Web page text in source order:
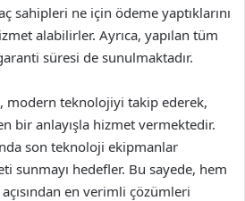
sahipleri ne için ödeme yaptıklarını
alabilirler. Ayrıca, yapılan tüm
süresi de sunulmaktadır.
modern teknolojiyi takip ederek,
bir anlayışla hizmet vermektedir.
son teknoloji ekipmanlar
sunmayı hedefler. Bu sayede, hem
en verimli çözümleri